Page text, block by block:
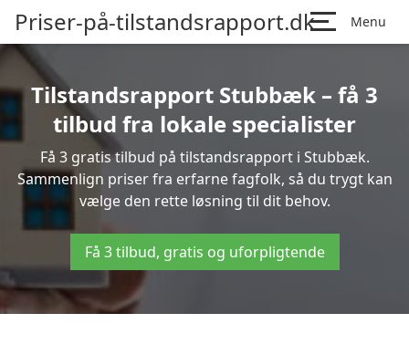
Priser-på-tilstandsrapport.dk Menu
Tilstandsrapport Stubbæk – få 3
tilbud fra lokale specialister
Få 3 gratis tilbud på tilstandsrapport i Stubbæk.
Sammenlign priser fra erfarne fagfolk, så du trygt kan
vælge den rette løsning til dit behov.
Få 3 tilbud, gratis og uforpligtende